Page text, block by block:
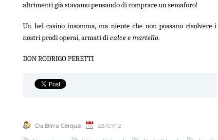
altrimenti già stavamo pensando di comprare un semaforo!
Un bel casino insomma, ma niente che non possano risolvere i
nostri prodi operai, armati dicalce e martello.
DON RODRIGO PERETTI
Da Birra Cerqua 23/07/12